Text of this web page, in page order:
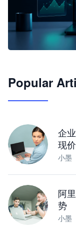
JimoClaw 桌
Popular
企
现
小墨
阿
势
小墨